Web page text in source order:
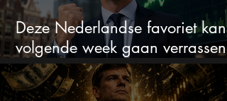
Deze Nederlandse favoriet kan
volgende week gaan verrassen
met de kwartaalcijfers